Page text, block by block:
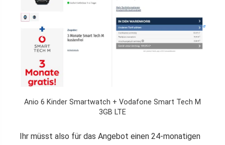
Anio 6 Kinder Smartwatch + Vodafone Smart Tech M
3GB LTE
Ihr müsst also für das Angebot einen 24-monatigen